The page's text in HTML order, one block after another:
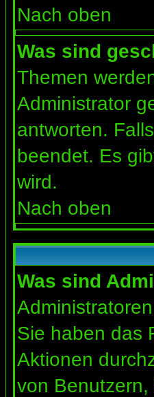
Nach oben
Was sind
Themen
Administrator
antworten.
beendet. Es
wird.
Nach oben
Was sind
Sie haben das
Aktionen
von